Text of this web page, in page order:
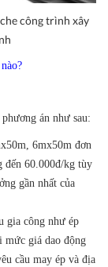
công trình xây
án như sau:
6mx50m đơn
đến 60.000đ/kg tùy
gần nhất của
gia công như ép
mức giá dao động
cầu may ép và địa